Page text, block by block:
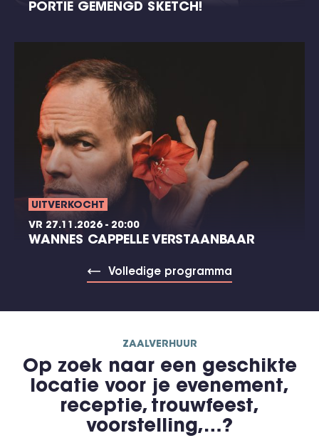
PORTIE GEMENGD SKETCH!
UITVERKOCHT
VR 27.11.2026 - 20:00
WANNES CAPPELLE VERSTAANBAAR
Volledige programma
ZAALVERHUUR
Op zoek naar een geschikte
locatie voor je evenement,
receptie, trouwfeest,
voorstelling,…?